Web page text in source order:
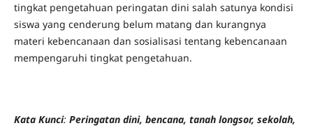
tingkat pengetahuan peringatan dini salah satunya kondisi
siswa yang cenderung belum matang dan kurangnya
materi kebencanaan dan sosialisasi tentang kebencanaan
mempengaruhi tingkat pengetahuan.
Kata Kunci: Peringatan dini, bencana, tanah longsor, sekolah,